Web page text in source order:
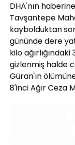
DHA'nın
Tavşantepe
kaybolduktan
gününde dere
kilo
gizlenmiş halde
Güran'ın
8'inci Ağır Ceza